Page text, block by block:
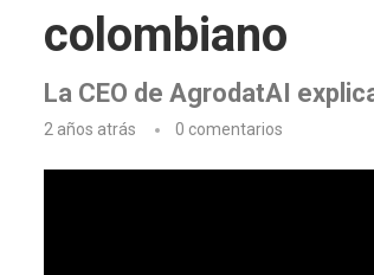
colombiano
La CEO de AgrodatAI
2 años atrás 0 comentarios